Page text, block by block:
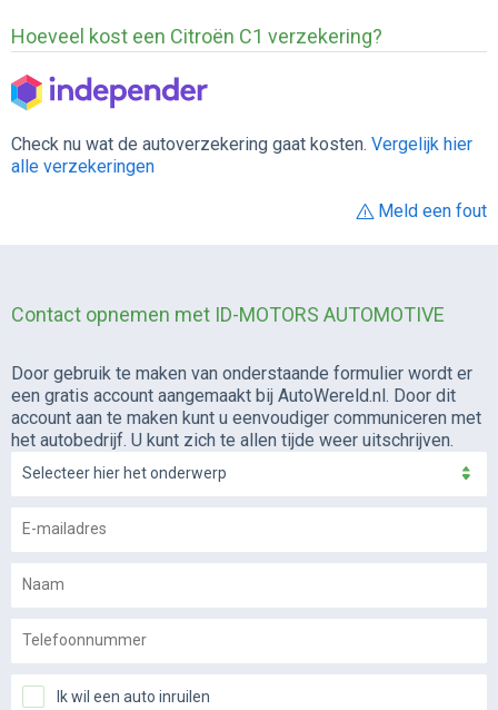
Hoeveel kost een Citroën C1 verzekering?
Check nu wat de autoverzekering gaat kosten. Vergelijk hier
alle verzekeringen
Meld een fout
Contact opnemen met ID-MOTORS AUTOMOTIVE
Door gebruik te maken van onderstaande formulier wordt er
een gratis account aangemaakt bij AutoWereld.nl. Door dit
account aan te maken kunt u eenvoudiger communiceren met
het autobedrijf. U kunt zich te allen tijde weer uitschrijven.
Selecteer hier het onderwerp
Ik wil een auto inruilen